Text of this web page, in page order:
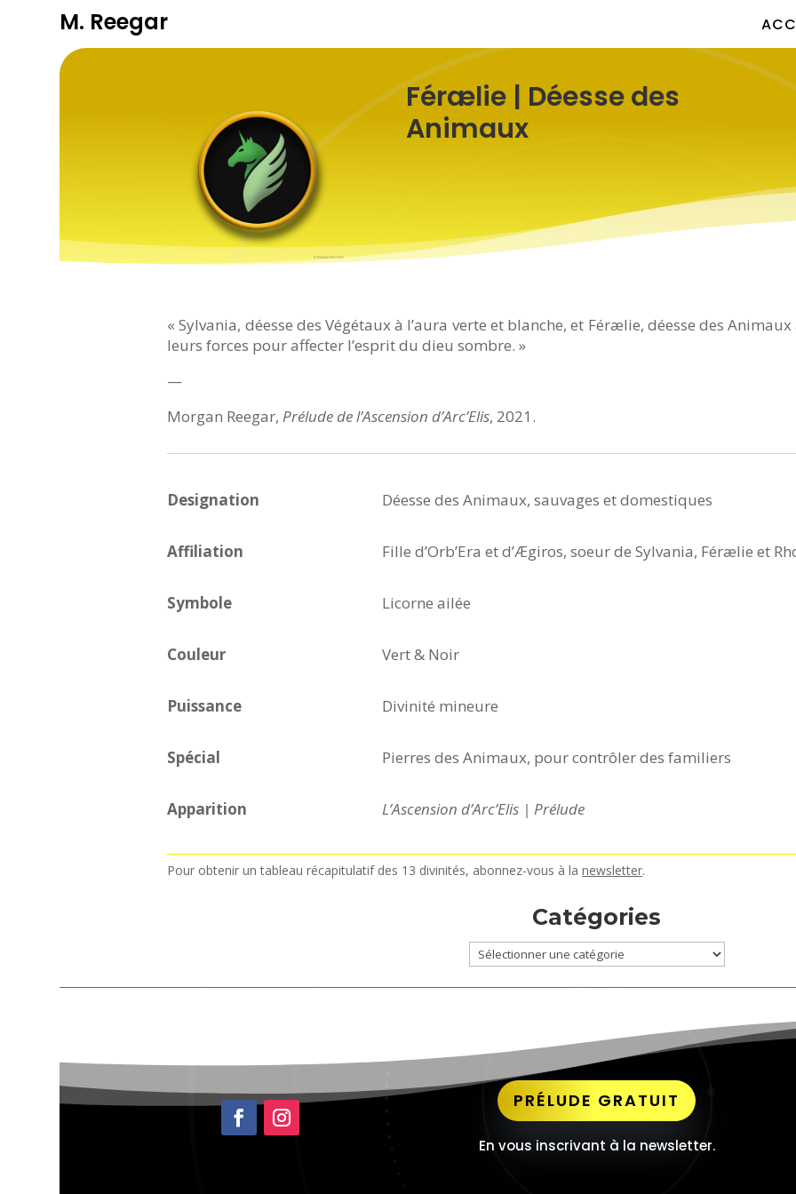
M. Reegar
Férælie | Déesse des
Animaux
« Sylvania, déesse des Végétaux à l’aura verte et blanche, et Férælie, déesse des
leurs forces pour affecter l’esprit du dieu sombre. »
—
Morgan Reegar,Prélude de l’Ascension d’Arc’Elis, 2021.
Designation Déesse des Animaux, sauvages et domestiques
Affiliation Fille d’Orb’Era et d’Ægiros, soeur de Sylvania, Férælie et
Symbole Licorne ailée
Couleur Vert & Noir
Puissance Divinité mineure
Spécial Pierres des Animaux, pour contrôler des familiers
Apparition L’Ascension d’Arc’Elis | Prélude
Pour obtenir un tableau récapitulatif des 13 divinités, abonnez-vous à lanewsletter.
Catégories
Catégories
PRÉLUDE GRATUIT
En vous inscrivant à la newsletter.